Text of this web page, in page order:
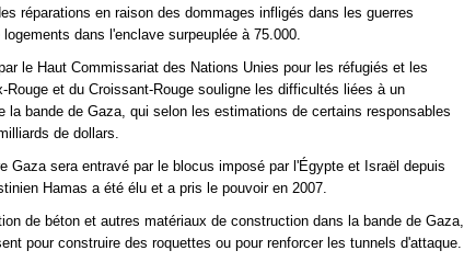
réparations en raison des dommages infligés dans les guerres
dans l'enclave surpeuplée à 75.000.
le Haut Commissariat des Nations Unies pour les réfugiés et les
Rouge et du Croissant-Rouge souligne les difficultés liées à un
la bande de Gaza, qui selon les estimations de certains responsables
de dollars.
Gaza sera entravé par le blocus imposé par l'Égypte et Israël depuis
Hamas a été élu et a pris le pouvoir en 2007.
de béton et autres matériaux de construction dans la bande de Gaza,
pour construire des roquettes ou pour renforcer les tunnels d'attaque.